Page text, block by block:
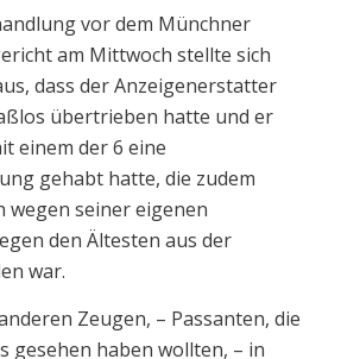
vor dem Münchner
am Mittwoch stellte sich
dass der Anzeigenerstatter
übertrieben hatte und er
einem der 6 eine
gehabt hatte, die zudem
wegen seiner eigenen
den Ältesten aus der
war.
Zeugen, – Passanten, die
gesehen haben wollten, – in